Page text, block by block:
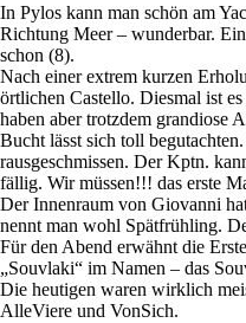
In Pylos kann man schön am
Richtung Meer – wunderbar.
schon (8).
Nach einer extrem kurzen
örtlichen Castello. Diesmal ist
haben aber trotzdem grandiose
Bucht lässt sich toll
rausgeschmissen. Der Kptn.
fällig. Wir müssen!!! das erste
Der Innenraum von Giovanni
nennt man wohl Spätfrühling.
Für den Abend erwähnt die
„Souvlaki“ im Namen – das
Die heutigen waren wirklich
AlleViere und VonSich.